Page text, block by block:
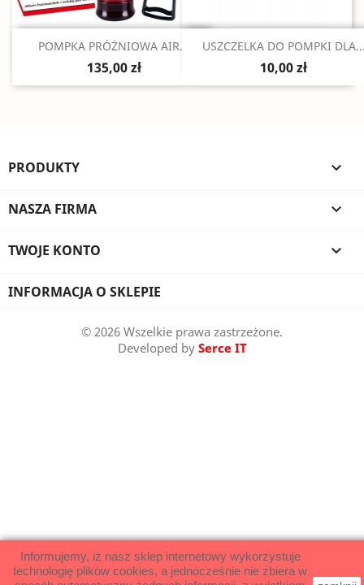
Szybki podgląd
POMPKA PRÓŻNIOWA AIR...
135,00 zł
Szybki podgląd
USZCZELKA DO POMPKI
10,00 zł
PRODUKTY 
NASZA FIRMA 
TWOJE KONTO 
INFORMACJA O SKLEPIE
Informujemy, iż nasz sklep internetowy wykorzystuje
technologię plików cookies, a jednocześnie nie zbiera w
© 2026 Wszelkie prawa zastrzeżone.
Developed by Serce IT